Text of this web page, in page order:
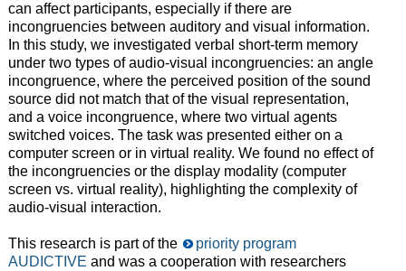
can affect participants, especially if there are
incongruencies between auditory and visual information.
In this study, we investigated verbal short-term memory
under two types of audio-visual incongruencies: an angle
incongruence, where the perceived position of the sound
source did not match that of the visual representation,
and a voice incongruence, where two virtual agents
switched voices. The task was presented either on a
computer screen or in virtual reality. We found no effect of
the incongruencies or the display modality (computer
screen vs. virtual reality), highlighting the complexity of
audio-visual interaction.
This research is part of the
priority program
AUDICTIVE and was a cooperation with researchers